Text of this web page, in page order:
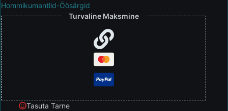
Hommikumantlid-Öösärgid
Turvaline Maksmine
Tasuta Tarne